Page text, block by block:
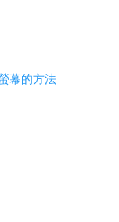
幕的方法